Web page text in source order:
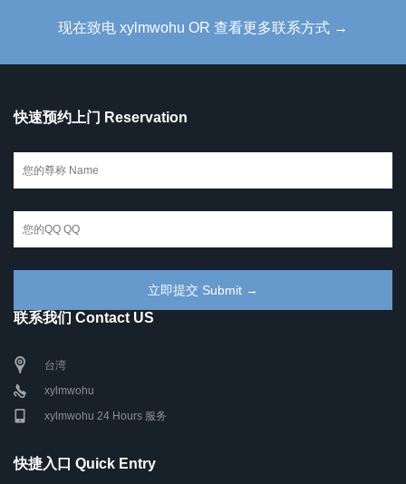
现在致电 xylmwohu OR 查看更多联系方式 →
快速预约上门 Reservation
联系我们 Contact US
台湾
xylmwohu
xylmwohu 24 Hours 服务
快捷入口 Quick Entry